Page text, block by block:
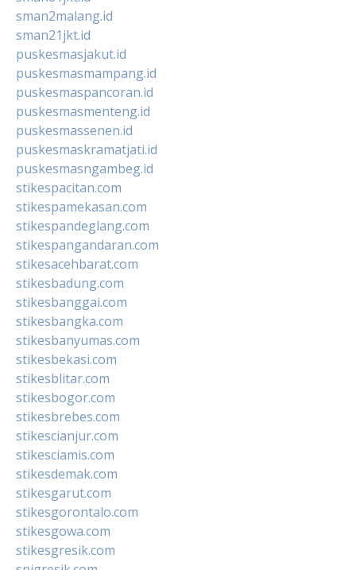
sman2malang.id
sman21jkt.id
puskesmasjakut.id
puskesmasmampang.id
puskesmaspancoran.id
puskesmasmenteng.id
puskesmassenen.id
puskesmaskramatjati.id
puskesmasngambeg.id
stikespacitan.com
stikespamekasan.com
stikespandeglang.com
stikespangandaran.com
stikesacehbarat.com
stikesbadung.com
stikesbanggai.com
stikesbangka.com
stikesbanyumas.com
stikesbekasi.com
stikesblitar.com
stikesbogor.com
stikesbrebes.com
stikescianjur.com
stikesciamis.com
stikesdemak.com
stikesgarut.com
stikesgorontalo.com
stikesgowa.com
stikesgresik.com